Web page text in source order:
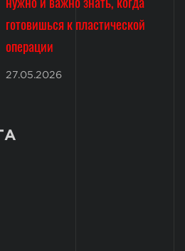
готовишься к пластической
операции
27.05.2026